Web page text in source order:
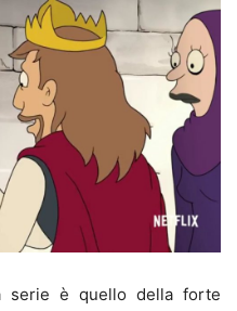
serie è quello della forte